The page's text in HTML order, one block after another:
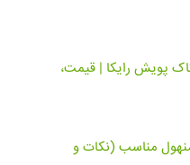
پویش رایکا | قیمت،
مناسب (نکات و